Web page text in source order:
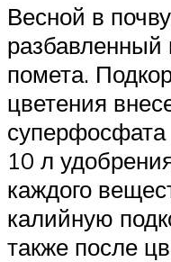
Весной в
разбавленный
помета.
цветения
10 л
каждого
калийную
также после